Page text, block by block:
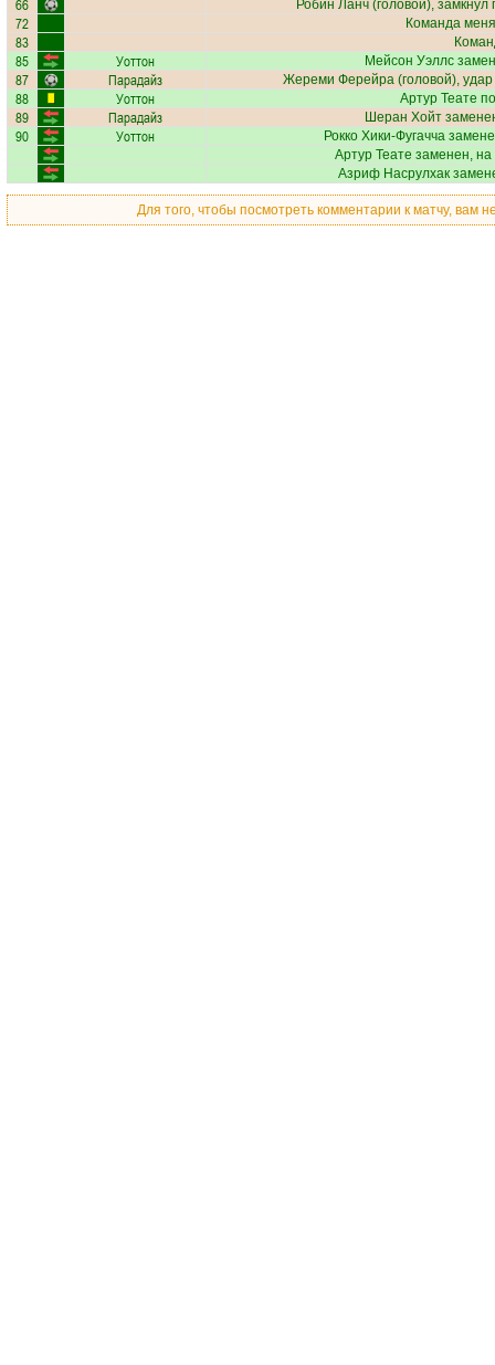
66 Робин Ланч(головой), замкнул
72 Команда
83
85 Уоттон Мейсон Уэллс
87 Парадайз Жереми Ферейра (головой),
88 Уоттон Артур Теате
89 Парадайз Шеран Хойт
90 Уоттон Рокко Хики-Фугачча
Артур Теате заменен,
Азриф Насрулхак
Для того, чтобы посмотреть комментарии к матчу, вам